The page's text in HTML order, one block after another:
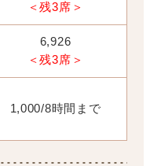
＜残3席＞
6,926
＜残3席＞
1,000/8時間まで